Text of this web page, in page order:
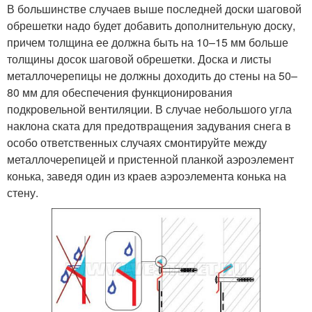
В большинстве случаев выше последней доски шаговой
обрешетки надо будет добавить дополнительную доску,
причем толщина ее должна быть на 10–15 мм больше
толщины досок шаговой обрешетки. Доска и листы
металлочерепицы не должны доходить до стены на 50–
80 мм для обеспечения функционирования
подкровельной вентиляции. В случае небольшого угла
наклона ската для предотвращения задувания снега в
особо ответственных случаях смонтируйте между
металлочерепицей и пристенной планкой аэроэлемент
конька, заведя один из краев аэроэлемента конька на
стену.